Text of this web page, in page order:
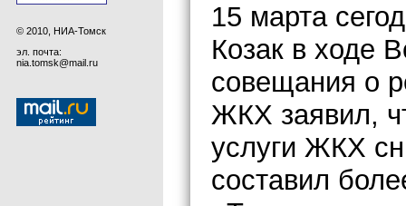
© 2010, НИА-Томск
эл. почта:
nia.tomsk@mail.ru
15 марта
Козак в ходе
совещания о
ЖКХ заявил,
услуги ЖКХ
составил